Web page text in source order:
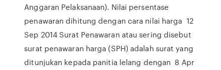
Anggaran Pelaksanaan). Nilai persentase
penawaran dihitung dengan cara nilai harga 12
Sep 2014 Surat Penawaran atau sering disebut
surat penawaran harga (SPH) adalah surat yang
ditunjukan kepada panitia lelang dengan 8 Apr